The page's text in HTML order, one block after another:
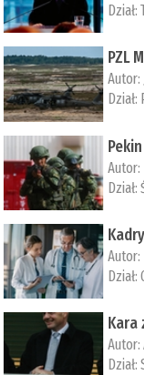
Dział:
PZL
Autor:
Dział:
Autor:
Dział:
Autor:
Dział:
Kara
Autor:
Dział: